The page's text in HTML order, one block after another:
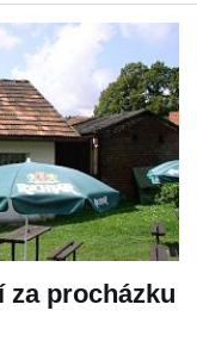
za procházku